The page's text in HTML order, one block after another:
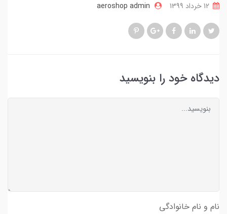
aeroshop admin
دیدگاه خود را بنویسید
نام و نام خانوادگی